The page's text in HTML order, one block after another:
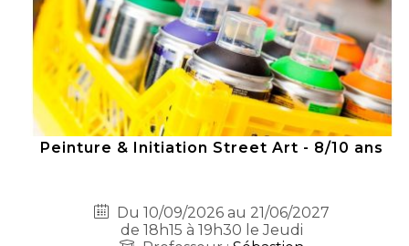
Peinture & Initiation Street Art - 8/10 ans
Du 10/09/2026 au 21/06/2027
de 18h15 à 19h30 le Jeudi